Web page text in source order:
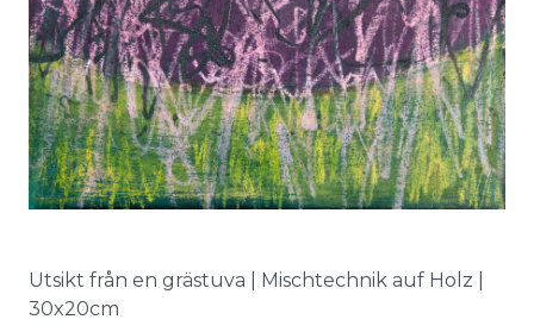
Utsikt från en grästuva | Mischtechnik auf Holz |
30x20cm